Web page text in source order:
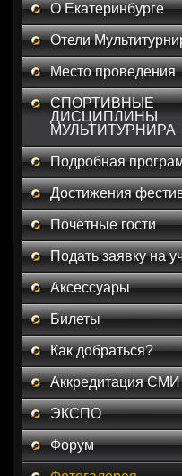
О Екатеринбурге
Отели
Место проведения
СПОРТИВНЫЕ
ДИСЦИПЛИНЫ
МУЛЬТИТУРНИРА
Подробная
Достижения
Почётные гости
Подать заявку на
Аксессуары
Билеты
Как добраться?
Аккредитация СМИ
ЭКСПО
Форум